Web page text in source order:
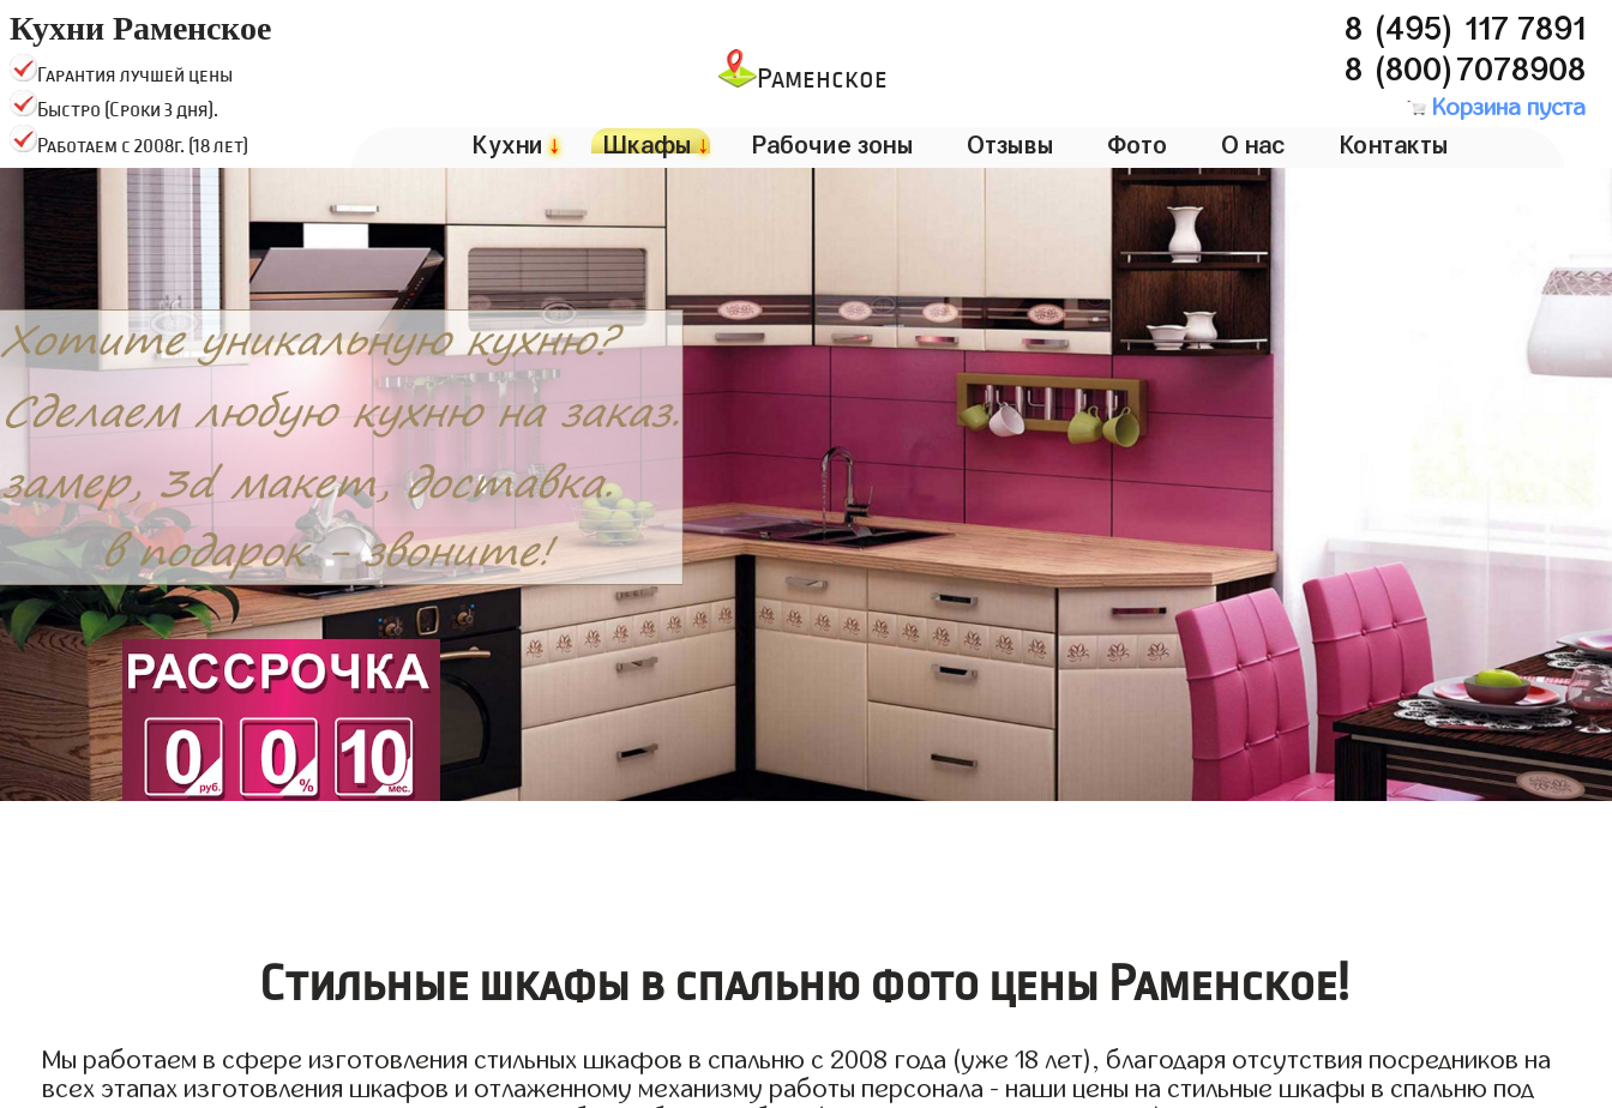
Кухни Раменское
Гарантия лучшей цены
Быстро (Сроки 3 дня).
Работаем с 2008г. (18 лет)
Раменское
8 (495) 117 7891
8 (800)7078908
Корзина пуста
Кухни↓ Шкафы↓ Рабочие зоны Отзывы Фото О нас Контакты
Стильные шкафы в спальню фото цены Раменское!
Мы работаем в сфере изготовления стильных шкафов в спальню с 2008 года (уже 18 лет), благодаря отсутствия посредников на
всех этапах изготовления шкафов и отлаженному механизму работы персонала - наши цены на стильные шкафы в спальню под